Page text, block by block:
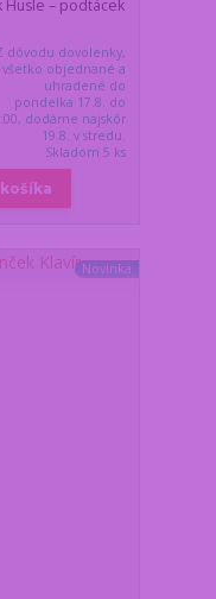
Husle – podtácek
dôvodu dovolenky,
všetko objednané a
uhradené do
pondelka 17.8. do
dodáme najskôr
19.8. v stredu.
Skladom 5 ks
Novinka